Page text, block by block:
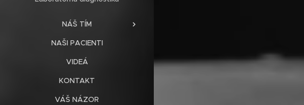
NÁŠ TÍM
NAŠI PACIENTI
VIDEÁ
KONTAKT
VÁŠ NÁZOR